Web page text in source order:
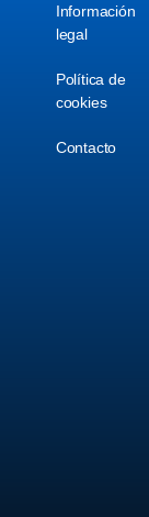
Información
legal
Política de
cookies
Contacto